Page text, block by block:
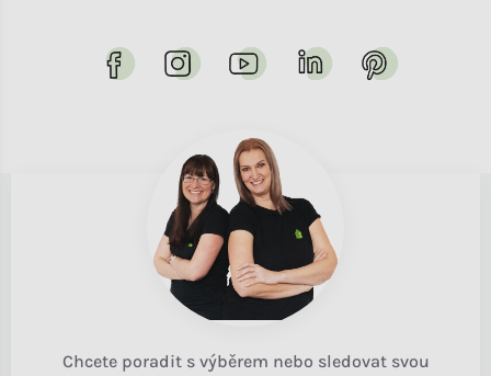
Chcete poradit s výběrem nebo sledovat svou